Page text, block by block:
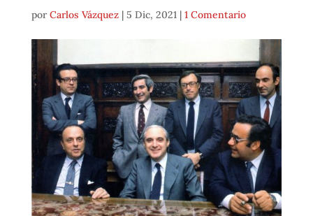
por Carlos Vázquez| 5 Dic, 2021| 1 Comentario